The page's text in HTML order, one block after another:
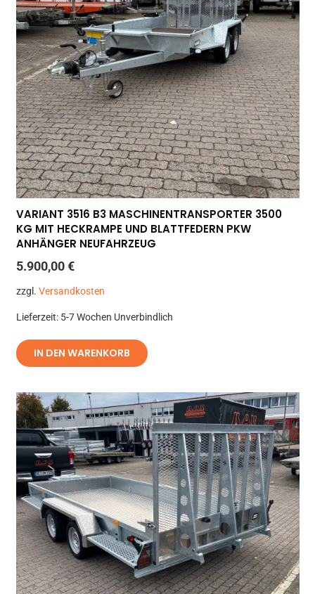
VARIANT 3516 B3 MASCHINENTRANSPORTER 3500
KG MIT HECKRAMPE UND BLATTFEDERN PKW
ANHÄNGER NEUFAHRZEUG
5.900,00€
zzgl. Versandkosten
Lieferzeit: 5-7 Wochen Unverbindlich
IN DEN WARENKORB